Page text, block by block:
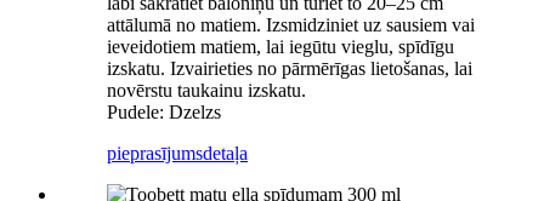
attālumā no matiem. Izsmidziniet uz sausiem vai
ieveidotiem matiem, lai iegūtu vieglu, spīdīgu
izskatu. Izvairieties no pārmērīgas lietošanas, lai
novērstu taukainu izskatu.
Pudele: Dzelzs
pieprasījumsdetaļa